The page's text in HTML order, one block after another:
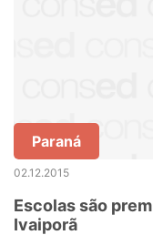
Paraná
02.12.2015
Escolas são
Ivaiporã